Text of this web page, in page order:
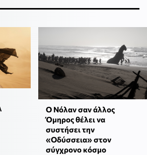
Ο Νόλαν σαν άλλος
Όμηρος θέλει να
συστήσει την
«Οδύσσεια» στον
σύγχρονο κόσμο